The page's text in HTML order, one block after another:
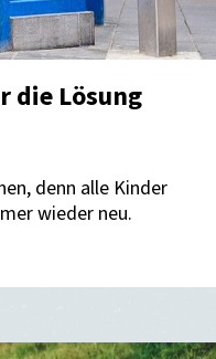
die Lösung
denn alle Kinder
wieder neu.